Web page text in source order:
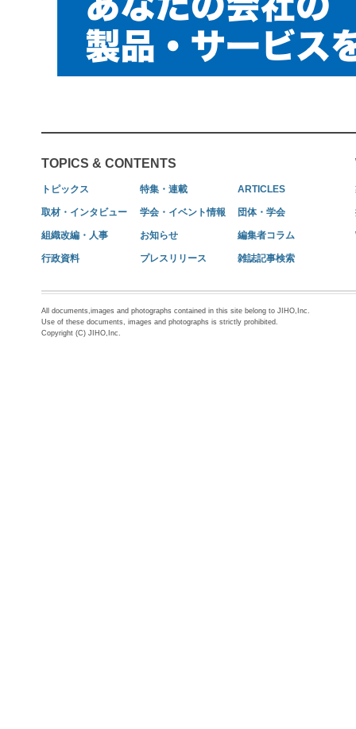
TOPICS & CONTENTS
トピックス 特集・連載 ARTICLES
取材・インタビュー 学会・イベント情報 団体・学会
組織改編・人事 お知らせ 編集者コラム
行政資料 プレスリリース 雑誌記事検索
All documents,images and photographs contained in this site belong to JIHO,Inc.
Use of these documents, images and photographs is strictly prohibited.
Copyright (C) JIHO,Inc.